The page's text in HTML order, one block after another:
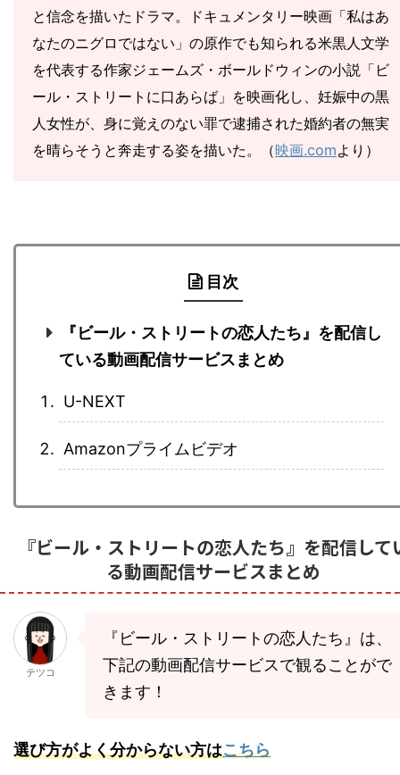
と信念を描いたドラマ。ドキュメンタリー映画「私はあ
なたのニグロではない」の原作でも知られる米黒人文学
を代表する作家ジェームズ・ボールドウィンの小説「ビ
ール・ストリートに口あらば」を映画化し、妊娠中の黒
人女性が、身に覚えのない罪で逮捕された婚約者の無実
を晴らそうと奔走する姿を描いた。（映画.comより）
目次
『ビール・ストリートの恋人たち』を配信し
ている動画配信サービスまとめ
U-NEXT
Amazonプライムビデオ
『ビール・ストリートの恋人たち』を配信して
る動画配信サービスまとめ
テツコ
『ビール・ストリートの恋人たち』は、
下記の動画配信サービスで観ることがで
きます！
選び方がよく分からない方はこちら